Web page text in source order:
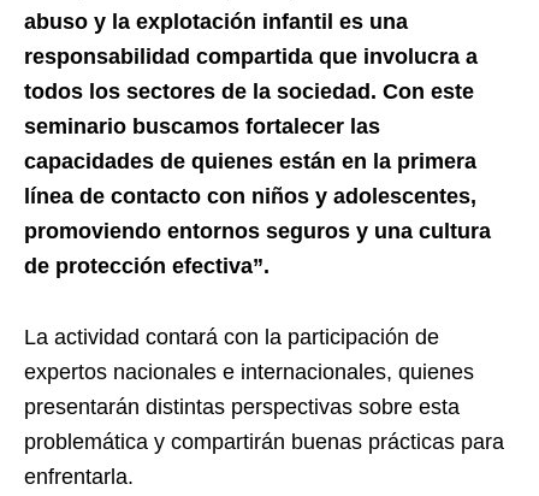
abuso y la explotación infantil es una
responsabilidad compartida que involucra a
todos los sectores de la sociedad. Con este
seminario buscamos fortalecer las
capacidades de quienes están en la primera
línea de contacto con niños y adolescentes,
promoviendo entornos seguros y una cultura
de protección efectiva”.
La actividad contará con la participación de
expertos nacionales e internacionales, quienes
presentarán distintas perspectivas sobre esta
problemática y compartirán buenas prácticas para
enfrentarla.